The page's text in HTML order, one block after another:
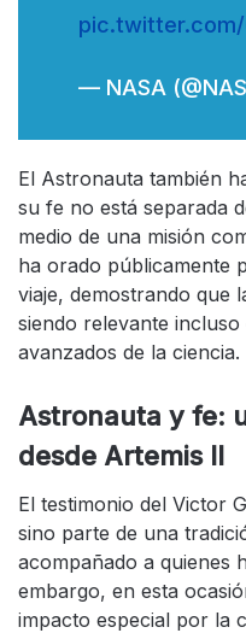
pic.twitter.com/
— NASA
El Astronauta también
su fe no está separada
medio de una misión
ha orado públicamente
viaje, demostrando que
siendo relevante
avanzados de la ciencia.
Astronauta y fe:
desde Artemis II
El testimonio del Victor
sino parte de una
acompañado a quienes
embargo, en esta
impacto especial por la